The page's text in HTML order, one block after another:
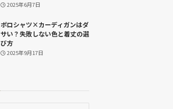
2025年6月7日
ポロシャツ×カーディガンはダ
サい？失敗しない色と着丈の選
び方
2025年9月17日